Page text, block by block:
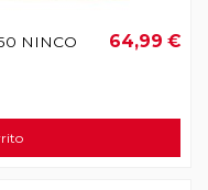
NINCO 64,99 €